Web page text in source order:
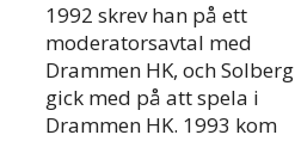
1992 skrev han på ett
moderatorsavtal med
Drammen HK, och Solberg
gick med på att spela i
Drammen HK. 1993 kom